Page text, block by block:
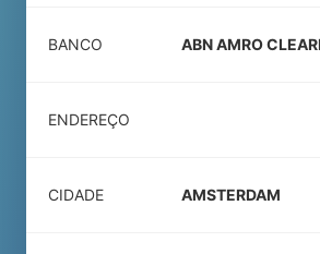
BANCO ABN AMRO
ENDEREÇO
CIDADE AMSTERDAM